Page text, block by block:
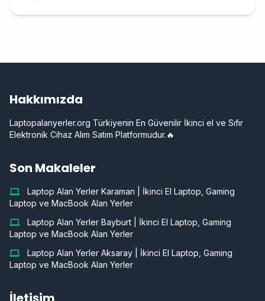
Hakkımızda
Laptopalanyerler.org Türkiyenin En Güvenilir İkinci el ve Sıfır
Elektronik Cihaz Alım Satım Platformudur.🔥
Son Makaleler
Laptop Alan Yerler Karaman | İkinci El Laptop, Gaming
Laptop ve MacBook Alan Yerler
Laptop Alan Yerler Bayburt | İkinci El Laptop, Gaming
Laptop ve MacBook Alan Yerler
Laptop Alan Yerler Aksaray | İkinci El Laptop, Gaming
Laptop ve MacBook Alan Yerler